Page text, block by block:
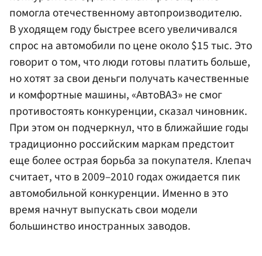
помогла отечественному автопроизводителю.
В уходящем году быстрее всего увеличивался
спрос на автомобили по цене около $15 тыс. Это
говорит о том, что люди готовы платить больше,
но хотят за свои деньги получать качественные
и комфортные машины, «АвтоВАЗ» не смог
противостоять конкуренции, сказал чиновник.
При этом он подчеркнул, что в ближайшие годы
традиционно российским маркам предстоит
еще более острая борьба за покупателя. Клепач
считает, что в 2009–2010 годах ожидается пик
автомобильной конкуренции. Именно в это
время начнут выпускать свои модели
большинство иностранных заводов.